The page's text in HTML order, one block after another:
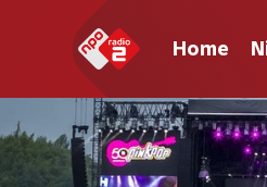
Home